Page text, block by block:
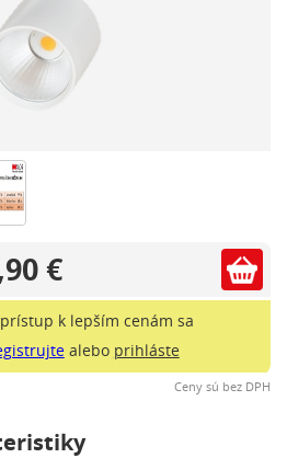
€
k lepším cenám sa
alebo prihláste
Ceny sú bez DPH